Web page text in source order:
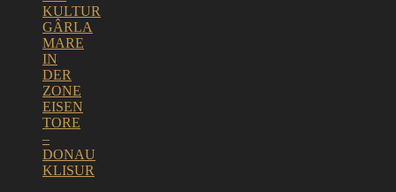
KULTUR
GÂRLA
MARE
IN
DER
ZONE
EISEN
TORE
–
DONAU
KLISUR